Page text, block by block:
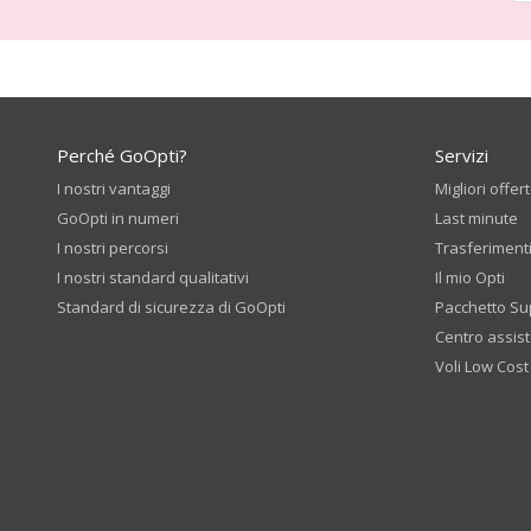
Perché GoOpti?
I nostri vantaggi
GoOpti in numeri
I nostri percorsi
I nostri standard qualitativi
Standard di sicurezza di GoOpti
Servizi
Migliori
Last minute
Il mio Opti
Pacchetto
Centro
Voli Low Cost